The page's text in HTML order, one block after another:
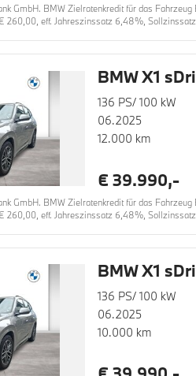
GmbH. BMW Zielratenkredit für das
260,00, eff. Jahreszinssatz 6,48%,
BMW X1
136 PS/ 100 kW
06.2025
12.000 km
€ 39.990,-
GmbH. BMW Zielratenkredit für das
260,00, eff. Jahreszinssatz 6,48%,
BMW X1
136 PS/ 100 kW
06.2025
10.000 km